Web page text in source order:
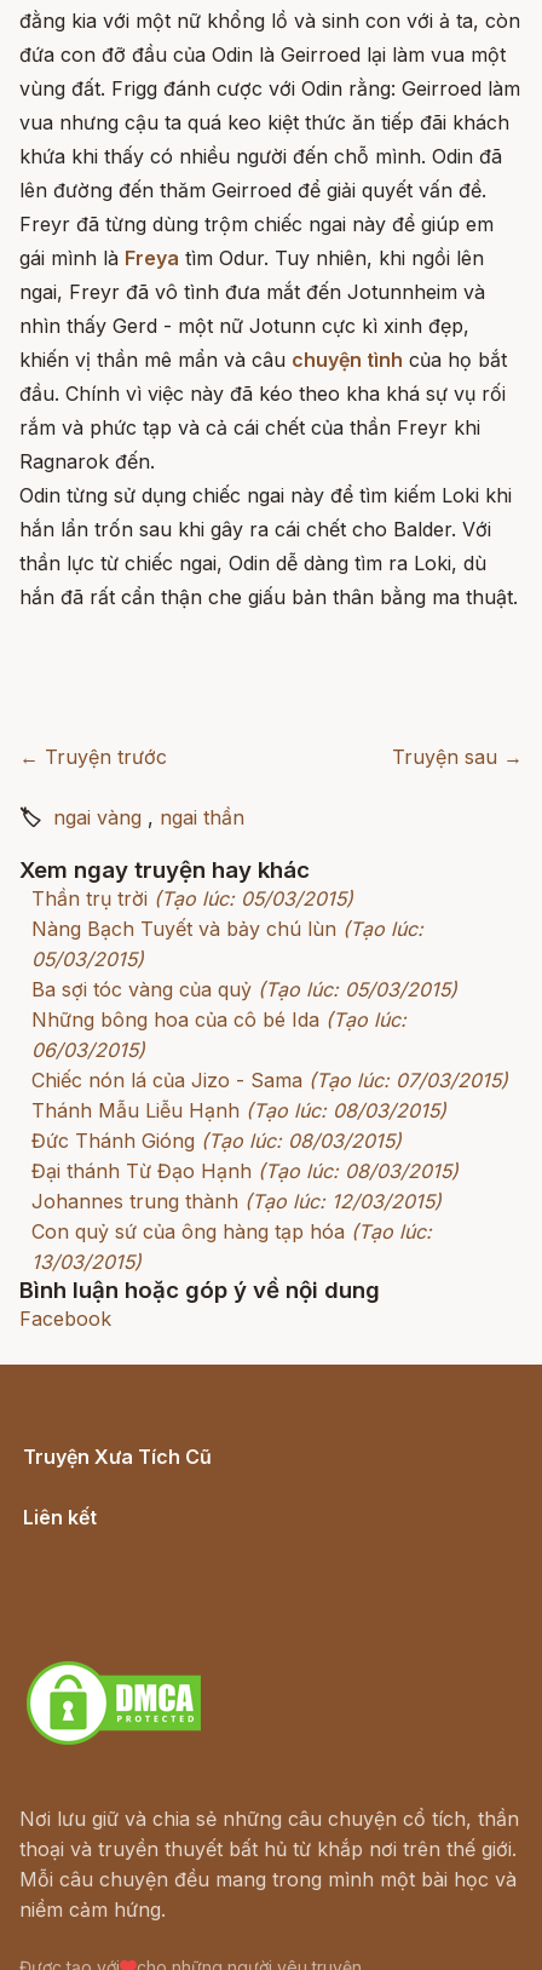
đằng kia với một nữ khổng lồ và sinh con với ả ta, còn
đứa con đỡ đầu của Odin là Geirroed lại làm vua một
vùng đất. Frigg đánh cược với Odin rằng: Geirroed làm
vua nhưng cậu ta quá keo kiệt thức ăn tiếp đãi khách
khứa khi thấy có nhiều người đến chỗ mình. Odin đã
lên đường đến thăm Geirroed để giải quyết vấn đề.
Freyr đã từng dùng trộm chiếc ngai này để giúp em
gái mình là Freya tìm Odur. Tuy nhiên, khi ngồi lên
ngai, Freyr đã vô tình đưa mắt đến Jotunnheim và
nhìn thấy Gerd - một nữ Jotunn cực kì xinh đẹp,
khiến vị thần mê mẩn và câu chuyện tình của họ bắt
đầu. Chính vì việc này đã kéo theo kha khá sự vụ rối
rắm và phức tạp và cả cái chết của thần Freyr khi
Ragnarok đến.
Odin từng sử dụng chiếc ngai này để tìm kiếm Loki khi
hắn lẩn trốn sau khi gây ra cái chết cho Balder. Với
thần lực từ chiếc ngai, Odin dễ dàng tìm ra Loki, dù
hắn đã rất cẩn thận che giấu bản thân bằng ma thuật.
← Truyện trước Truyện sau →
🏷 ngai vàng , ngai thần
Xem ngay truyện hay khác
Thần trụ trời (Tạo lúc: 05/03/2015)
Nàng Bạch Tuyết và bảy chú lùn (Tạo lúc:
05/03/2015)
Ba sợi tóc vàng của quỷ (Tạo lúc: 05/03/2015)
Những bông hoa của cô bé Ida (Tạo lúc:
06/03/2015)
Chiếc nón lá của Jizo - Sama (Tạo lúc: 07/03/2015)
Thánh Mẫu Liễu Hạnh (Tạo lúc: 08/03/2015)
Đức Thánh Gióng (Tạo lúc: 08/03/2015)
Đại thánh Từ Đạo Hạnh (Tạo lúc: 08/03/2015)
Johannes trung thành (Tạo lúc: 12/03/2015)
Con quỷ sứ của ông hàng tạp hóa (Tạo lúc:
13/03/2015)
Bình luận hoặc góp ý về nội dung
Facebook
Truyện Xưa Tích Cũ
Liên kết
Nơi lưu giữ và chia sẻ những câu chuyện cổ tích, thần
thoại và truyền thuyết bất hủ từ khắp nơi trên thế giới.
Mỗi câu chuyện đều mang trong mình một bài học và
niềm cảm hứng.